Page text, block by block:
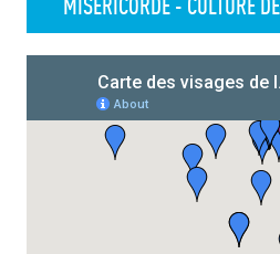
MISÉRICORDE - CULTURE